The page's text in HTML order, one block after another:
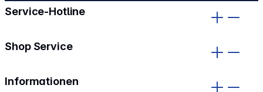
Service-Hotline
Shop Service
Informationen